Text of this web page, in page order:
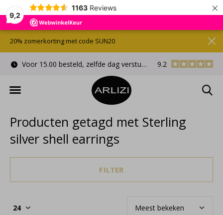
9,2
1163 Reviews ×
Voor 15.00 besteld, zelfde dag verstuurd Gratis
9.2
20% zomerkorting met code SUN20
Producten getagd met Sterling
silver shell earrings
FILTER